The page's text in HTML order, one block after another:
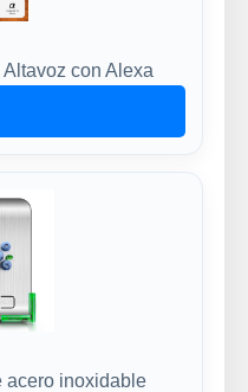
con Alexa
acero inoxidable